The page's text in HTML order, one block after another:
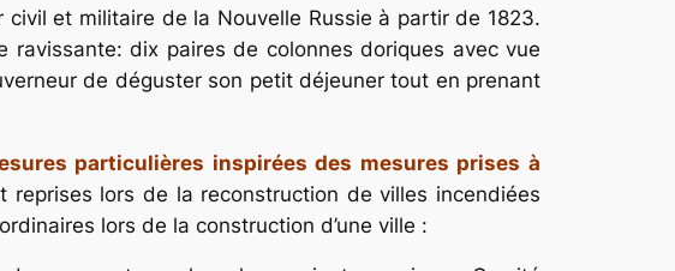
civil et militaire de la Nouvelle Russie à partir de 1823.
ravissante: dix paires de colonnes doriques avec vue
de déguster son petit déjeuner tout en prenant
particulières inspirées des mesures prises à
reprises lors de la reconstruction de villes incendiées
lors de la construction d’une ville :